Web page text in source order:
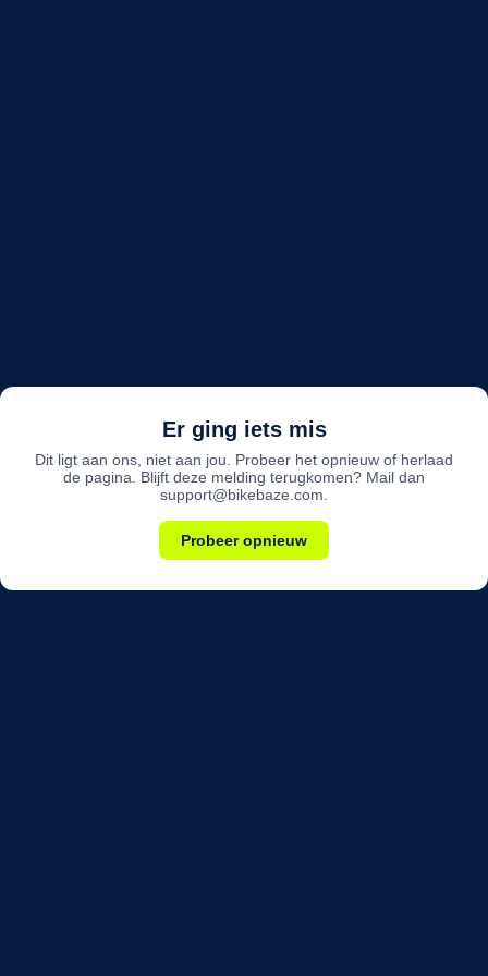
Er ging iets mis
Dit ligt aan ons, niet aan jou. Probeer het opnieuw of herlaad
de pagina. Blijft deze melding terugkomen? Mail dan
support@bikebaze.com.
Probeer opnieuw